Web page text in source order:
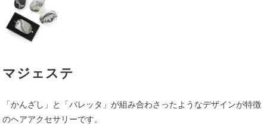
マジェステ
「かんざし」と「バレッタ」が組み合わさったようなデザインが特徴
のヘアアクセサリーです。